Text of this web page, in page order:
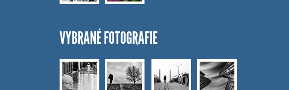
VYBRANÉ FOTOGRAFIE